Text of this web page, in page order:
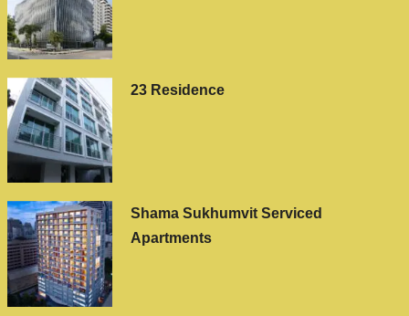
23 Residence
Shama Sukhumvit Serviced
Apartments